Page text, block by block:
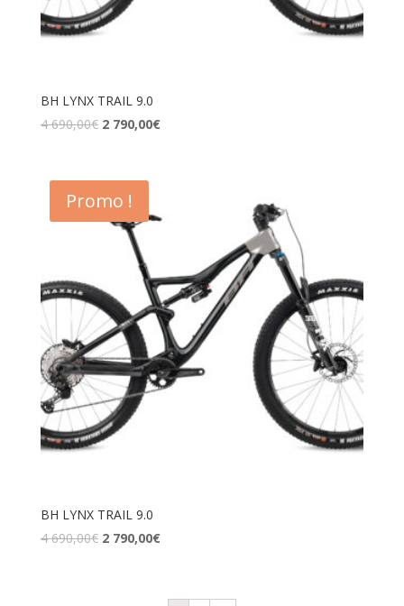
BH LYNX TRAIL 9.0
4 690,00€ 2 790,00€
Promo !
BH LYNX TRAIL 9.0
4 690,00€ 2 790,00€